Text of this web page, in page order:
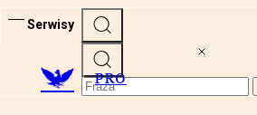
Serwisy
PRO